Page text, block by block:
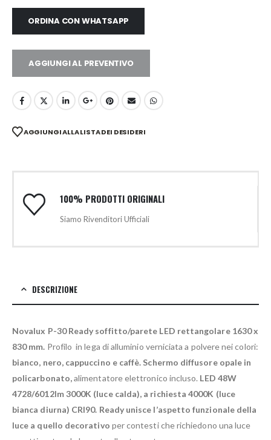
ORDINA CON WHATSAPP
AGGIUNGI AL PREVENTIVO
AGGIUNGI ALLA LISTA DEI DESIDERI
100% PRODOTTI ORIGINALI
Siamo Rivenditori Ufficiali
DESCRIZIONE
Novalux P-30 Ready soffitto/parete LED rettangolare 1630 x
830 mm. Profilo in lega di alluminio verniciata a polvere nei colori:
bianco, nero, cappuccino e caffè. Schermo diffusore opale in
policarbonato,alimentatore elettronico incluso. LED 48W
4728/6012lm 3000K (luce calda), a richiesta 4000K (luce
bianca diurna) CRI90. Ready unisce l’aspetto funzionale della
luce a quello decorativo per contesti che richiedono una luce